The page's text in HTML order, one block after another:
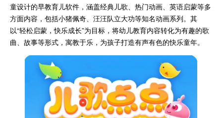
童设计的早教育儿软件，涵盖经典儿歌、热门动画、英语启蒙等多
方面内容，包括小猪佩奇、汪汪队立大功等知名动画系列。其
以“轻松启蒙，快乐成长”为目标，将幼儿教育内容转化为有趣的歌
曲、故事等形式，寓教于乐，为孩子打造有声有色的快乐童年。